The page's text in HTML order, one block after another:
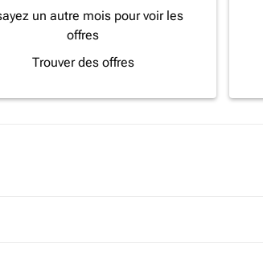
un autre mois pour voir les
offres
Trouver des offres
FCO–DAR: cmp-view-offers-disclaimer.
FCO–DAR: cmp-view-offers-
FCO–DAR: cmp-view-offers-
FCO–DAR: cmp-view-
FCO–DAR: cmp-view-
FCO–DAR: cmp-
FCO–DAR: